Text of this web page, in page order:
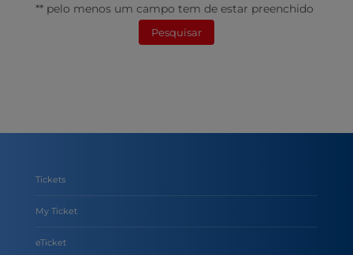
** pelo menos um campo tem de estar preenchido
Pesquisar
Tickets
My Ticket
eTicket